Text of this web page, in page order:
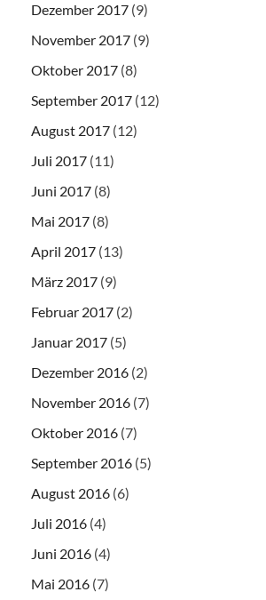
Dezember 2017 (9)
November 2017 (9)
Oktober 2017 (8)
September 2017 (12)
August 2017 (12)
Juli 2017 (11)
Juni 2017 (8)
Mai 2017 (8)
April 2017 (13)
März 2017 (9)
Februar 2017 (2)
Januar 2017 (5)
Dezember 2016 (2)
November 2016 (7)
Oktober 2016 (7)
September 2016 (5)
August 2016 (6)
Juli 2016 (4)
Juni 2016 (4)
Mai 2016 (7)